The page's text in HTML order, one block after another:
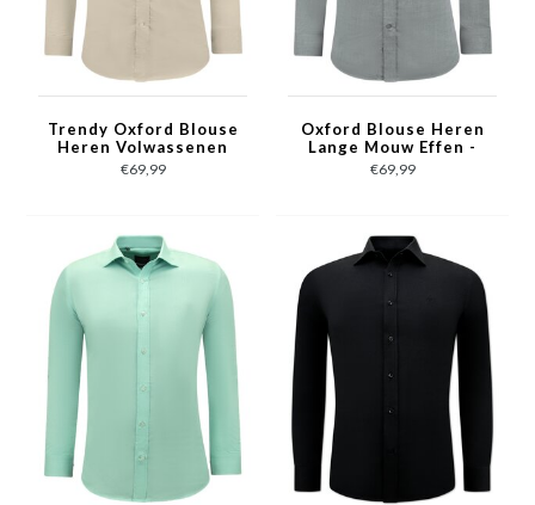
Trendy Oxford Blouse
Heren Volwassenen
Slim Fit - Licht Bruin
€69,99
Oxford Blouse Heren
Lange Mouw Effen -
Grijs
€69,99